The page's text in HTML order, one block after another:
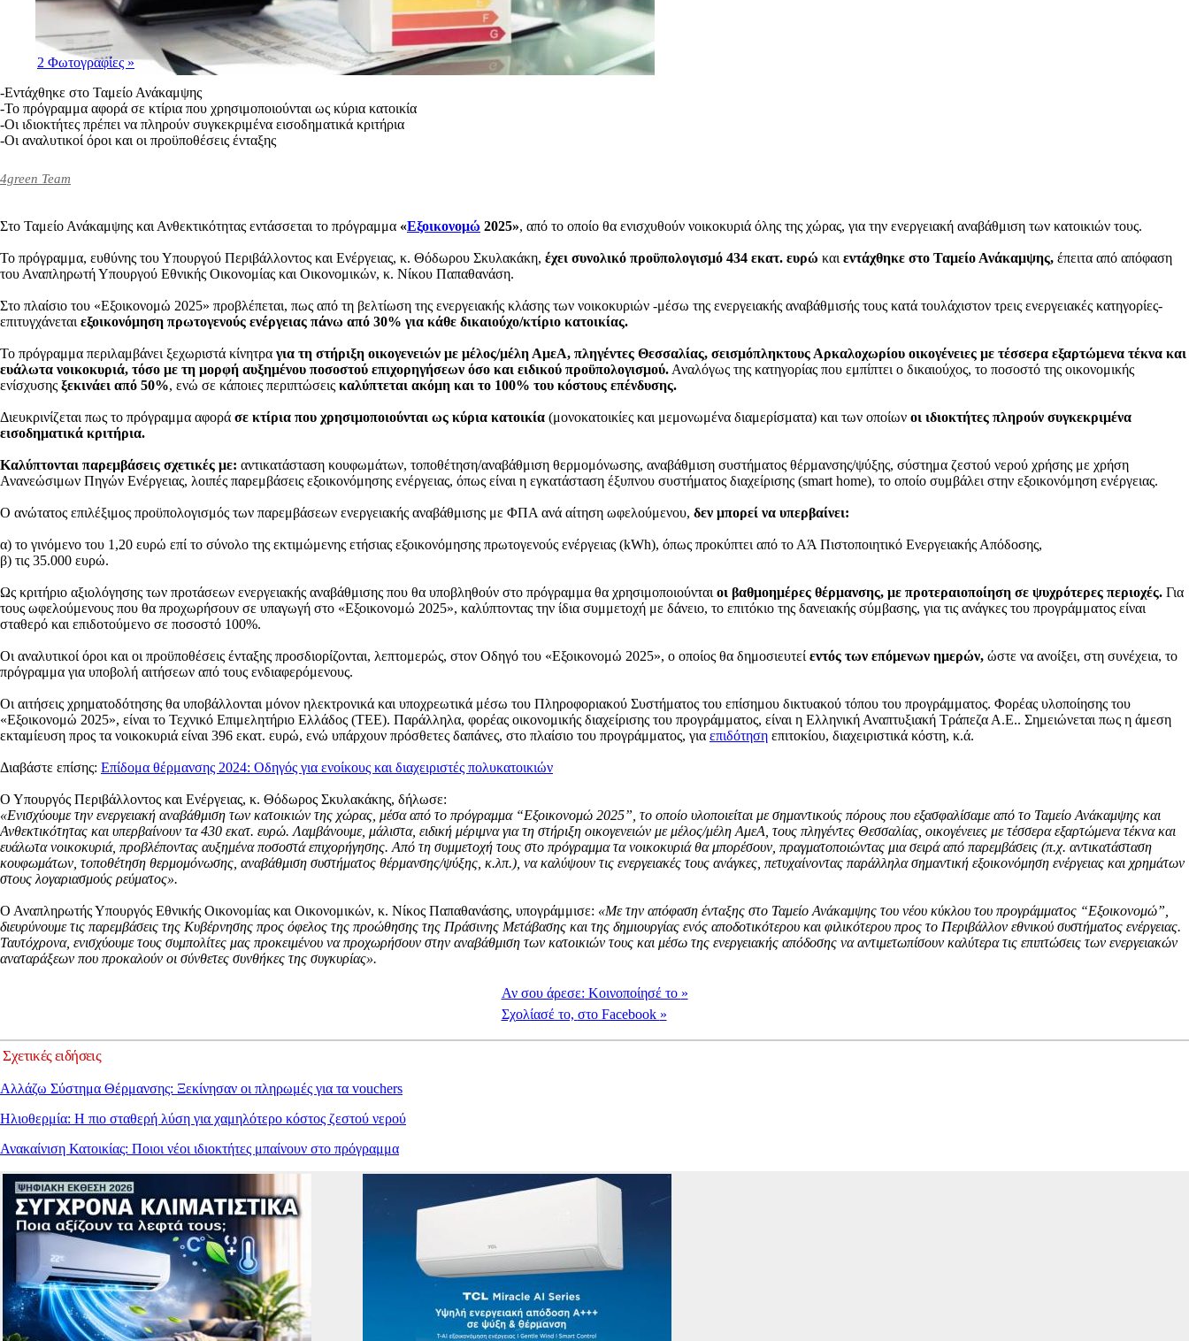
2 Φωτογραφίες»
-Εντάχθηκε στο Ταμείο Ανάκαμψης
-Το πρόγραμμα αφορά σε κτίρια που χρησιμοποιούνται ως κύρια κατοικία
-Οι ιδιοκτήτες πρέπει να πληρούν συγκεκριμένα εισοδηματικά κριτήρια
-​​​​​​​Οι αναλυτικοί όροι και οι προϋποθέσεις ένταξης
4green Team
Στο Ταμείο Ανάκαμψης και Ανθεκτικότητας εντάσσεται το πρόγραμμα «Εξοικονομώ 2025», από το οποίο θα ενισχυθούν νοικοκυριά όλης της χώρας, για την ενεργειακή αναβάθμιση των κατοικιών τους.
Το πρόγραμμα, ευθύνης του Υπουργού Περιβάλλοντος και Ενέργειας, κ. Θόδωρου Σκυλακάκη, έχει συνολικό προϋπολογισμό 434 εκατ. ευρώ και εντάχθηκε στο Ταμείο Ανάκαμψης, έπειτα από απόφαση
του Αναπληρωτή Υπουργού Εθνικής Οικονομίας και Οικονομικών, κ. Νίκου Παπαθανάση.
Στο πλαίσιο του «Εξοικονομώ 2025» προβλέπεται, πως από τη βελτίωση της ενεργειακής κλάσης των νοικοκυριών -μέσω της ενεργειακής αναβάθμισής τους κατά τουλάχιστον τρεις ενεργειακές κατηγορίες-
επιτυγχάνεται εξοικονόμηση πρωτογενούς ενέργειας πάνω από 30% για κάθε δικαιούχο/κτίριο κατοικίας.
Το πρόγραμμα περιλαμβάνει ξεχωριστά κίνητρα για τη στήριξη οικογενειών με μέλος/μέλη ΑμεΑ, πληγέντες Θεσσαλίας, σεισμόπληκτους Αρκαλοχωρίου οικογένειες με τέσσερα εξαρτώμενα τέκνα και
ευάλωτα νοικοκυριά, τόσο με τη μορφή αυξημένου ποσοστού επιχορηγήσεων όσο και ειδικού προϋπολογισμού. Αναλόγως της κατηγορίας που εμπίπτει ο δικαιούχος, το ποσοστό της οικονομικής
ενίσχυσης ξεκινάει από 50%, ενώ σε κάποιες περιπτώσεις καλύπτεται ακόμη και το 100% του κόστους επένδυσης.
Διευκρινίζεται πως το πρόγραμμα αφορά σε κτίρια που χρησιμοποιούνται ως κύρια κατοικία (μονοκατοικίες και μεμονωμένα διαμερίσματα) και των οποίων οι ιδιοκτήτες πληρούν συγκεκριμένα
εισοδηματικά κριτήρια.
Καλύπτονται παρεμβάσεις σχετικές με: αντικατάσταση κουφωμάτων, τοποθέτηση/αναβάθμιση θερμομόνωσης, αναβάθμιση συστήματος θέρμανσης/ψύξης, σύστημα ζεστού νερού χρήσης με χρήση
Ανανεώσιμων Πηγών Ενέργειας, λοιπές παρεμβάσεις εξοικονόμησης ενέργειας, όπως είναι η εγκατάσταση έξυπνου συστήματος διαχείρισης (smart home), το οποίο συμβάλει στην εξοικονόμηση ενέργειας.
Ο ανώτατος επιλέξιμος προϋπολογισμός των παρεμβάσεων ενεργειακής αναβάθμισης με ΦΠΑ ανά αίτηση ωφελούμενου, δεν μπορεί να υπερβαίνει:
α) το γινόμενο του 1,20 ευρώ επί το σύνολο της εκτιμώμενης ετήσιας εξοικονόμησης πρωτογενούς ενέργειας (kWh), όπως προκύπτει από το ΑΆ Πιστοποιητικό Ενεργειακής Απόδοσης,
β) τις 35.000 ευρώ.
Ως κριτήριο αξιολόγησης των προτάσεων ενεργειακής αναβάθμισης που θα υποβληθούν στο πρόγραμμα θα χρησιμοποιούνται οι βαθμοημέρες θέρμανσης, με προτεραιοποίηση σε ψυχρότερες περιοχές. Για
τους ωφελούμενους που θα προχωρήσουν σε υπαγωγή στο «Εξοικονομώ 2025», καλύπτοντας την ίδια συμμετοχή με δάνειο, το επιτόκιο της δανειακής σύμβασης, για τις ανάγκες του προγράμματος είναι
σταθερό και επιδοτούμενο σε ποσοστό 100%.
Οι αναλυτικοί όροι και οι προϋποθέσεις ένταξης προσδιορίζονται, λεπτομερώς, στον Οδηγό του «Εξοικονομώ 2025», ο οποίος θα δημοσιευτεί εντός των επόμενων ημερών, ώστε να ανοίξει, στη συνέχεια, το
πρόγραμμα για υποβολή αιτήσεων από τους ενδιαφερόμενους.
Οι αιτήσεις χρηματοδότησης θα υποβάλλονται μόνον ηλεκτρονικά και υποχρεωτικά μέσω του Πληροφοριακού Συστήματος του επίσημου δικτυακού τόπου του προγράμματος. Φορέας υλοποίησης του
«Εξοικονομώ 2025», είναι το Τεχνικό Επιμελητήριο Ελλάδος (ΤΕΕ). Παράλληλα, φορέας οικονομικής διαχείρισης του προγράμματος, είναι η Ελληνική Αναπτυξιακή Τράπεζα Α.Ε.. Σημειώνεται πως η άμεση
εκταμίευση προς τα νοικοκυριά είναι 396 εκατ. ευρώ, ενώ υπάρχουν πρόσθετες δαπάνες, στο πλαίσιο του προγράμματος, για επιδότηση επιτοκίου, διαχειριστικά κόστη, κ.ά.
Διαβάστε επίσης: Επίδομα θέρμανσης 2024: Οδηγός για ενοίκους και διαχειριστές πολυκατοικιών
Ο Υπουργός Περιβάλλοντος και Ενέργειας, κ. Θόδωρος Σκυλακάκης, δήλωσε:
«Ενισχύουμε την ενεργειακή αναβάθμιση των κατοικιών της χώρας, μέσα από το πρόγραμμα “Εξοικονομώ 2025”, το οποίο υλοποιείται με σημαντικούς πόρους που εξασφαλίσαμε από το Ταμείο Ανάκαμψης και
Ανθεκτικότητας και υπερβαίνουν τα 430 εκατ. ευρώ. Λαμβάνουμε, μάλιστα, ειδική μέριμνα για τη στήριξη οικογενειών με μέλος/μέλη ΑμεΑ, τους πληγέντες Θεσσαλίας, οικογένειες με τέσσερα εξαρτώμενα τέκνα και
ευάλωτα νοικοκυριά, προβλέποντας αυξημένα ποσοστά επιχορήγησης. Από τη συμμετοχή τους στο πρόγραμμα τα νοικοκυριά θα μπορέσουν, πραγματοποιώντας μια σειρά από παρεμβάσεις (π.χ. αντικατάσταση
κουφωμάτων, τοποθέτηση θερμομόνωσης, αναβάθμιση συστήματος θέρμανσης/ψύξης, κ.λπ.), να καλύψουν τις ενεργειακές τους ανάγκες, πετυχαίνοντας παράλληλα σημαντική εξοικονόμηση ενέργειας και χρημάτων
στους λογαριασμούς ρεύματος».
Ο Αναπληρωτής Υπουργός Εθνικής Οικονομίας και Οικονομικών, κ. Νίκος Παπαθανάσης, υπογράμμισε: «Με την απόφαση ένταξης στο Ταμείο Ανάκαμψης του νέου κύκλου του προγράμματος “Εξοικονομώ”,
διευρύνουμε τις παρεμβάσεις της Κυβέρνησης προς όφελος της προώθησης της Πράσινης Μετάβασης και της δημιουργίας ενός αποδοτικότερου και φιλικότερου προς το Περιβάλλον εθνικού συστήματος ενέργειας.
Ταυτόχρονα, ενισχύουμε τους συμπολίτες μας προκειμένου να προχωρήσουν στην αναβάθμιση των κατοικιών τους και μέσω της ενεργειακής απόδοσης να αντιμετωπίσουν καλύτερα τις επιπτώσεις των ενεργειακών
αναταράξεων που προκαλούν οι σύνθετες συνθήκες της συγκυρίας».
Αν σου άρεσε: Κοινοποίησέ το »
Σχολίασέ το, στο Facebook »
Σχετικές ειδήσεις
Αλλάζω Σύστημα Θέρμανσης: Ξεκίνησαν οι πληρωμές για τα vouchers
Ηλιοθερμία: Η πιο σταθερή λύση για χαμηλότερο κόστος ζεστού νερού
Ανακαίνιση Κατοικίας: Ποιοι νέοι ιδιοκτήτες μπαίνουν στο πρόγραμμα